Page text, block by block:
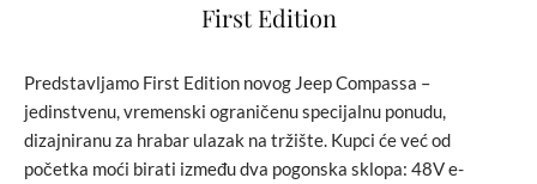
First Edition
Predstavljamo First Edition novog Jeep Compassa –
jedinstvenu, vremenski ograničenu specijalnu ponudu,
dizajniranu za hrabar ulazak na tržište. Kupci će već od
početka moći birati između dva pogonska sklopa: 48V e-